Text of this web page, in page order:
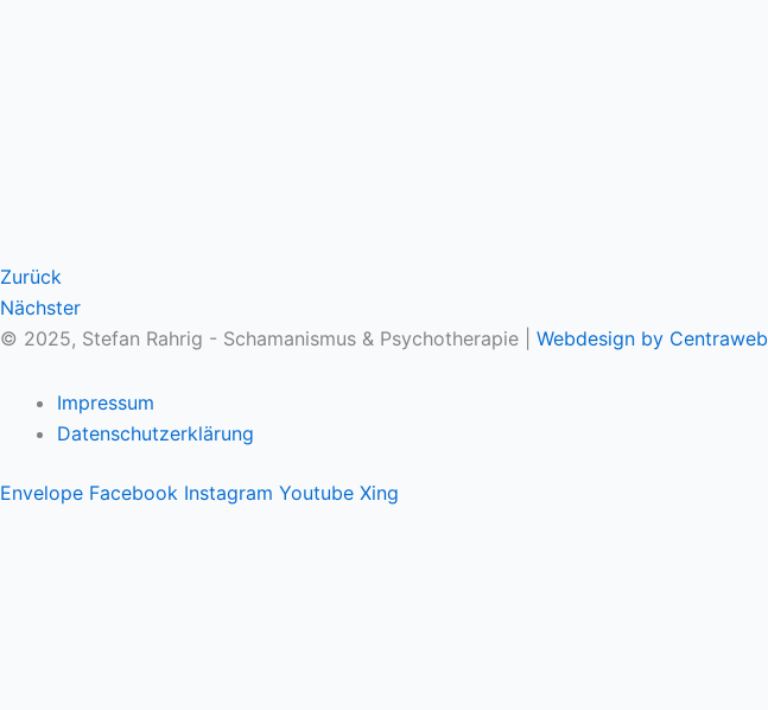
Zurück
Nächster
© 2025, Stefan Rahrig - Schamanismus & Psychotherapie | Webdesign by Centraweb
Impressum
Datenschutzerklärung
Envelope Facebook Instagram Youtube Xing